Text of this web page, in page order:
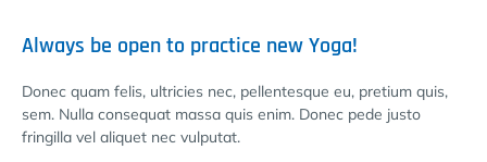
Always be open to practice new Yoga!
Donec quam felis, ultricies nec, pellentesque eu, pretium quis,
sem. Nulla consequat massa quis enim. Donec pede justo
fringilla vel aliquet nec vulputat.